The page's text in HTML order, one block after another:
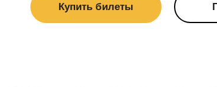
Купить билеты